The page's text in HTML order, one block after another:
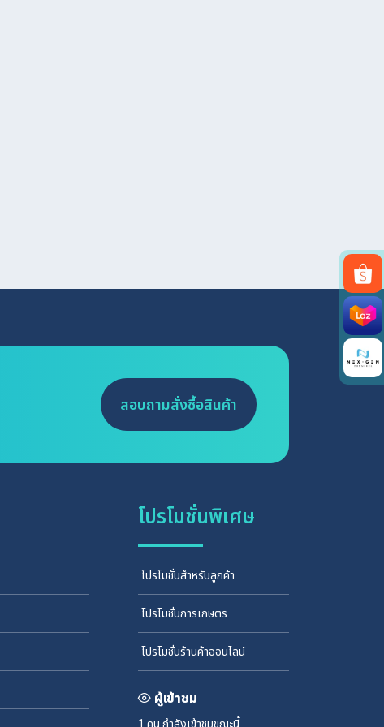
สอบถามสั่งซื้อสินค้า
โปรโมชั่นพิเศษ
โปรโมชั่นสำหรับลูกค้า
โปรโมชั่นการเกษตร
โปรโมชั่นร้านค้าออนไลน์
ผู้เข้าชม
1 คน กำลังเข้าชมขณะนี้